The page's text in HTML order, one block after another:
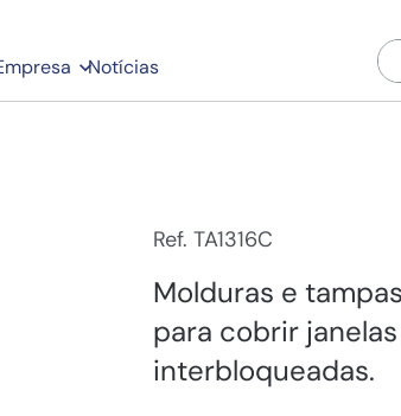
Notícias
Ref. TA1316C
Molduras e
para cobrir
interbloqueadas.